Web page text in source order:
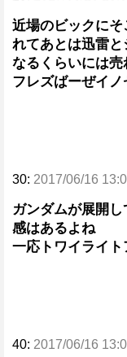
近場のビックに
れてあとは迅雷
なるくらいには売
フレズばーぜイ
30: 2017/06/16
ガンダムが展開
感はあるよね
一応トワイライ
40: 2017/06/16